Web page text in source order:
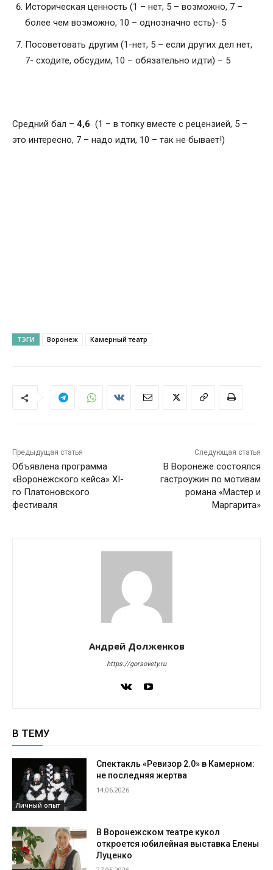
Историческая ценность (1 – нет, 5 – возможно, 7 –
более чем возможно, 10 – однозначно есть)- 5
Посоветовать другим (1-нет, 5 – если других дел нет,
7- сходите, обсудим, 10 – обязательно идти) – 5
Средний бал – 4,6 (1 – в топку вместе с рецензией, 5 –
это интересно, 7 – надо идти, 10 – так не бывает!)
ТЭГИ Воронеж Камерный театр
Предыдущая статья
Объявлена программа
«Воронежского кейса» XI-
го Платоновского
фестиваля
Следующая статья
В Воронеже состоялся
гастроужин по мотивам
романа «Мастер и
Маргарита»
Андрей Долженков
https://gorsovety.ru
В ТЕМУ
Личный опыт
Спектакль «Ревизор 2.0» в Камерном:
не последняя жертва
14.06.2026
В Воронежском театре кукол
откроется юбилейная выставка Елены
Луценко